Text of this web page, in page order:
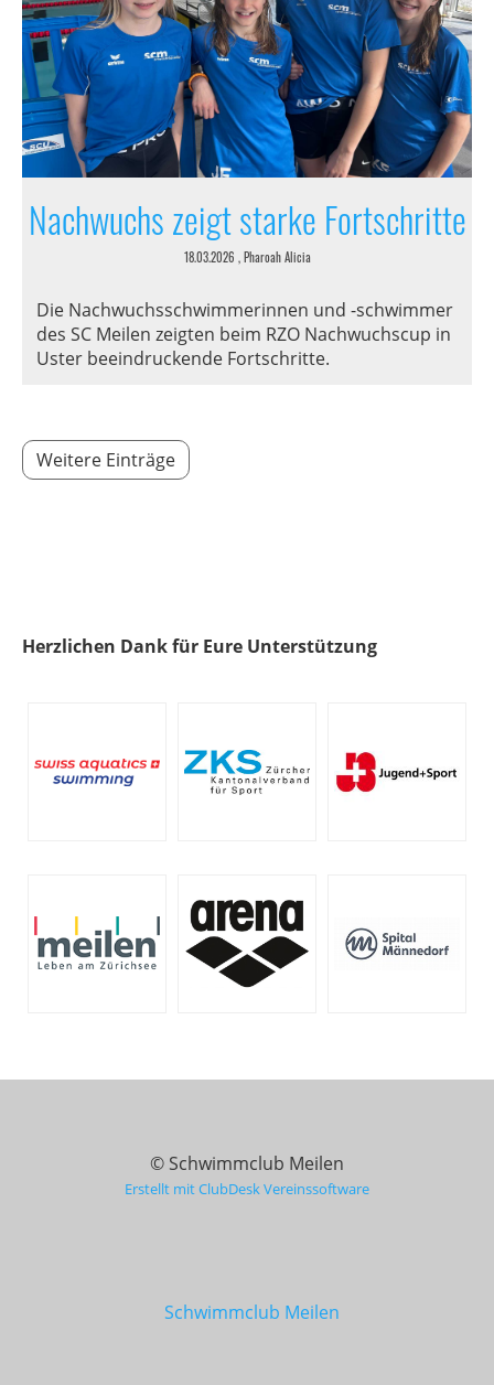
Nachwuchs zeigt starke Fortschritte
18.03.2026 , Pharoah Alicia
Die Nachwuchsschwimmerinnen und -schwimmer
des SC Meilen zeigten beim RZO Nachwuchscup in
Uster beeindruckende Fortschritte.
Weitere Einträge
Herzlichen Dank für Eure Unterstützung
© Schwimmclub Meilen
Erstellt mit ClubDesk Vereinssoftware
Schwimmclub Meilen